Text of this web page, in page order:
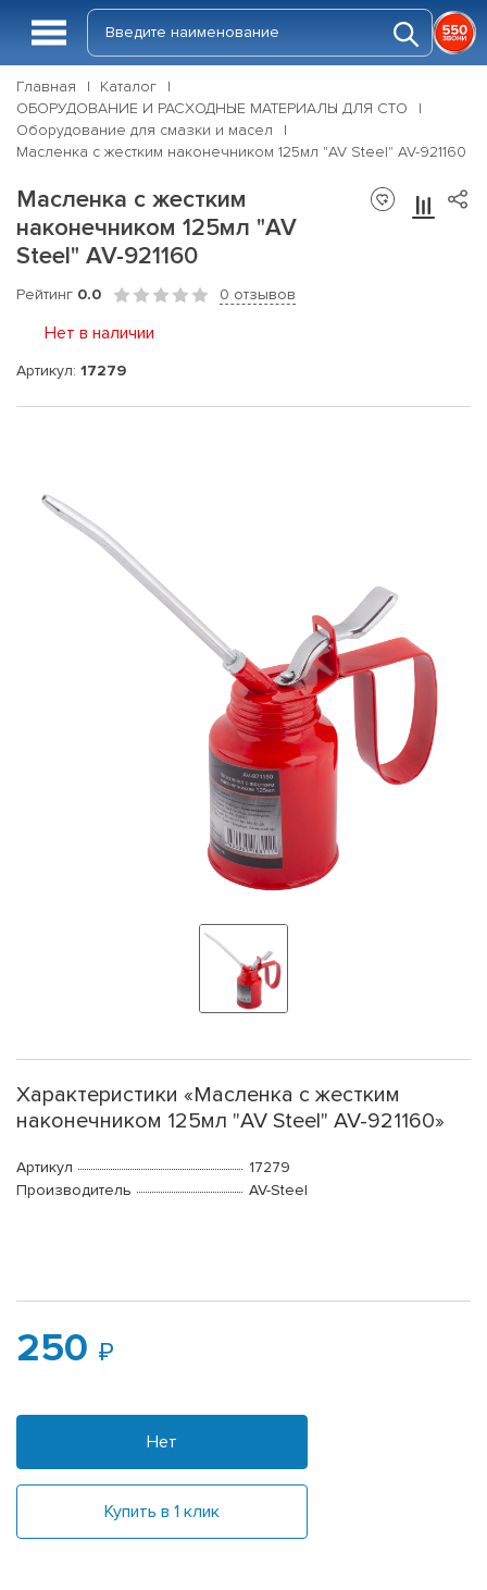
Главная
Каталог
ОБОРУДОВАНИЕ И РАСХОДНЫЕ МАТЕРИАЛЫ ДЛЯ СТО
Оборудование для смазки и масел
Масленка с жестким наконечником 125мл "AV Steel" AV-921160
Масленка с жестким
наконечником 125мл "AV
Steel" AV-921160
Рейтинг 0.0 0 отзывов
Нет в наличии
Артикул: 17279
Характеристики «Масленка с жестким
наконечником 125мл "AV Steel" AV-921160»
Артикул
17279
Производитель
AV-Steel
250
Нет
Купить в 1 клик